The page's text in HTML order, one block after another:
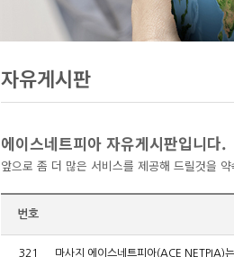
자유게시판
에이스네트피아 자유게시판입니다.
앞으로 좀 더 많은 서비스를 제공해 드릴것을
번호
321 마사지 에이스네트피아(ACE NETPIA)